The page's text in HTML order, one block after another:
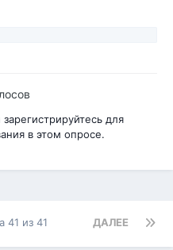
зарегистрируйтесьдля
в этом опросе.
ДАЛЕЕ
41 из 41